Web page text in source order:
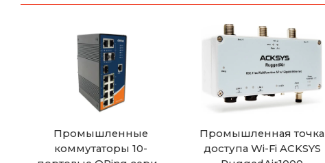
Промышленные
коммутаторы 10-
Промышленная точка
доступа Wi-Fi ACKSYS